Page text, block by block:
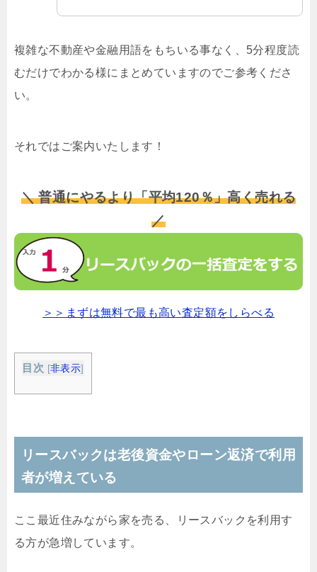
複雑な不動産や金融用語をもちいる事なく、5分程度読
むだけでわかる様にまとめていますのでご参考くださ
い。
それではご案内いたします！
＼ 普通にやるより「平均120％」高く売れる
／
＞＞まずは無料で最も高い査定額をしらべる
目次 [非表示]
リースバックは老後資金やローン返済で利用
者が増えている
ここ最近住みながら家を売る、リースバックを利用す
る方が急増しています。